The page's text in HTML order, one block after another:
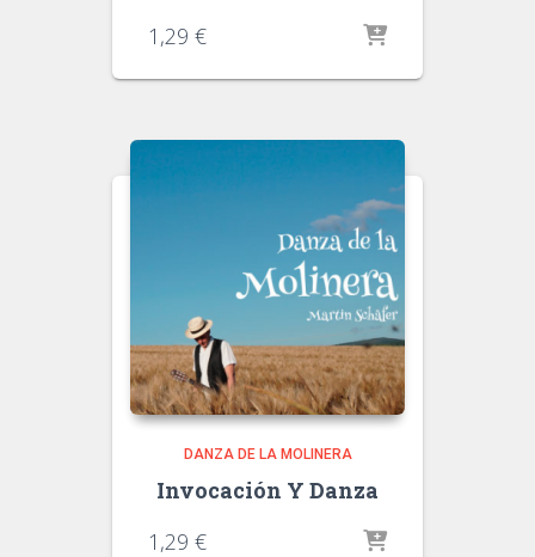
1,29 €
DANZA DE LA MOLINERA
Invocación Y Danza
1,29 €